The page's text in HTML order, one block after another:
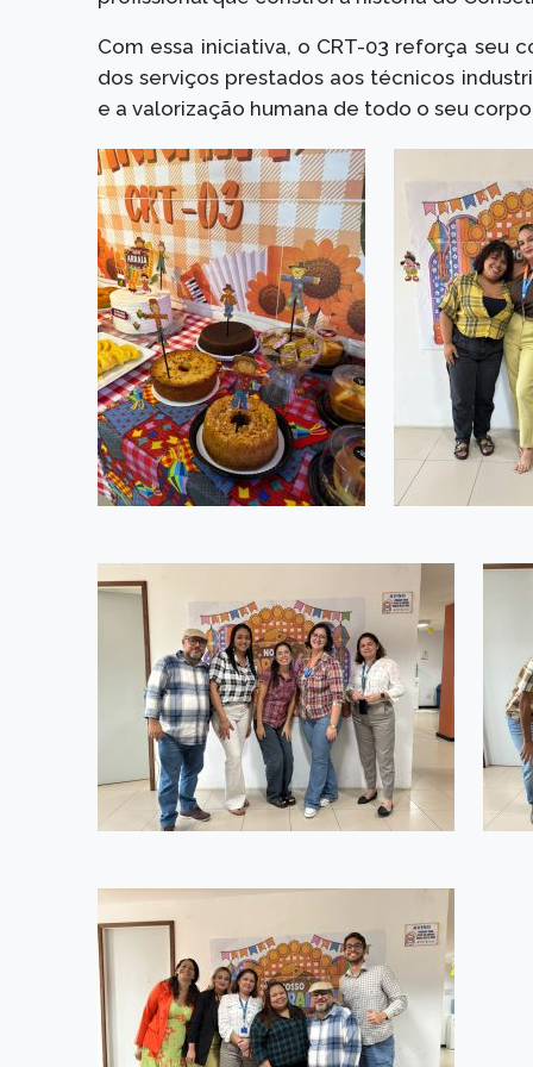
Com essa iniciativa, o CRT-03 reforça seu
dos serviços prestados aos técnicos
e a valorização humana de todo o seu